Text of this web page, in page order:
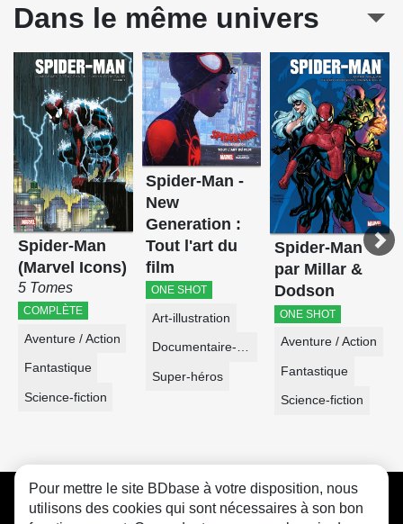
Dans le même univers
Spider-Man
(Marvel Icons)
5 Tomes
COMPLÈTE
Aventure / Action
Fantastique
Science-fiction
Spider-Man -
New
Generation :
Tout l'art du
film
ONE SHOT
Art-illustration
Super-héros
Spider-Man
par Millar &
Dodson
ONE SHOT
Aventure / Action
Fantastique
Science-fiction
CGU FAQ Contact Cookies
Pour mettre le site BDbase à votre disposition, nous
utilisons des cookies qui sont nécessaires à son bon